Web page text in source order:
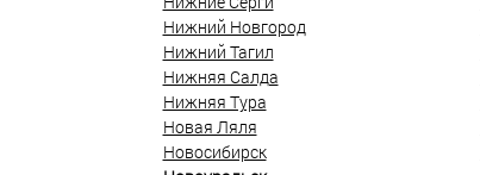
Нижний Новгород
Нижний Тагил
Нижняя Салда
Нижняя Тура
Новая Ляля
Новосибирск